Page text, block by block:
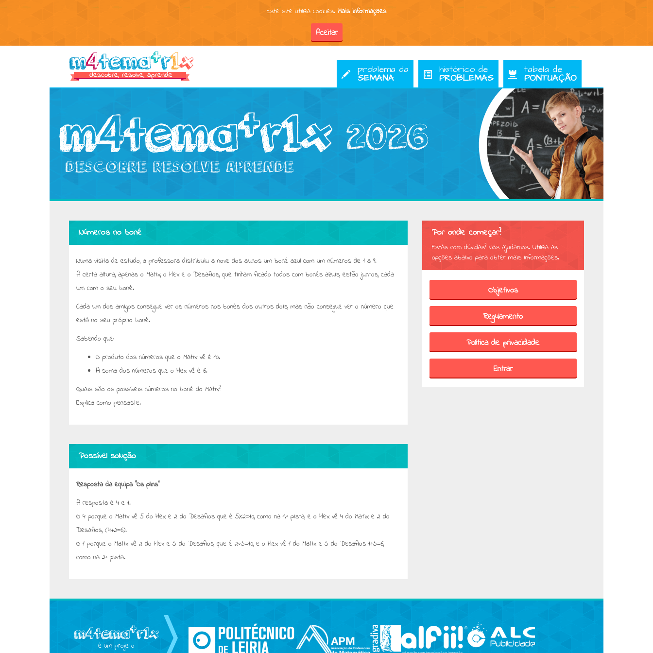
Este site utiliza cookies. Mais informações
problema da
SEMANA
histórico de
PROBLEMAS
tabela de
PONTUAÇÃO
Números no boné
Numa visita de estudo, a professora distribuiu a nove dos alunos um boné azul com um números de 1 a 9.
A certa altura, apenas o Matix, o Hex e o Desafios, que tinham ficado todos com bonés azuis, estão juntos, cada
um com o seu boné.
Cada um dos amigos consegue ver os números nos bonés dos outros dois, mas não consegue ver o número que
está no seu próprio boné.
Sabendo que:
O produto dos números que o Matix vê é 10.
A soma dos números que o Hex vê é 6.
Quais são os possíveis números no boné do Matix?
Explica como pensaste.
Possível solução
Resposta da equipa “Os plins”
A resposta é 4 e 1.
O 4 porque o Matix vê 5 do Hex e 2 do Desafios que é 5X2=10, como na 1.ª pista, e o Hex vê 4 do Matix e 2 do
Desafios, (4+2=6).
O 1 porque o Matix vê 2 do Hex e 5 do Desafios, que é 2×5=10, e o Hex vê 1 do Matix e 5 do Desafios 1+5=6,
como na 2ª pista.
Por onde começar?
Estás com dúvidas? Nós ajudamos. Utiliza as
opções abaixo para obter mais informações.
Objetivos
Regulamento
Política de privacidade
Entrar
é um projeto